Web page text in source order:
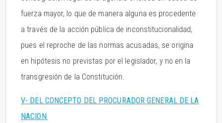
fuerza mayor, lo que de manera alguna es procedente
a través de la acción pública de inconstitucionalidad,
pues el reproche de las normas acusadas, se origina
en hipótesis no previstas por el legislador, y no en la
transgresión de la Constitución.
V- DEL CONCEPTO DEL PROCURADOR GENERAL DE LA
NACION.